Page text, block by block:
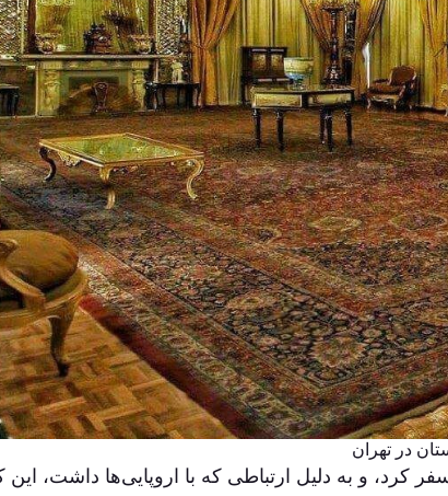
در تهران
کرد، و به دلیل ارتباطی که با اروپایی‌ها داشت، این